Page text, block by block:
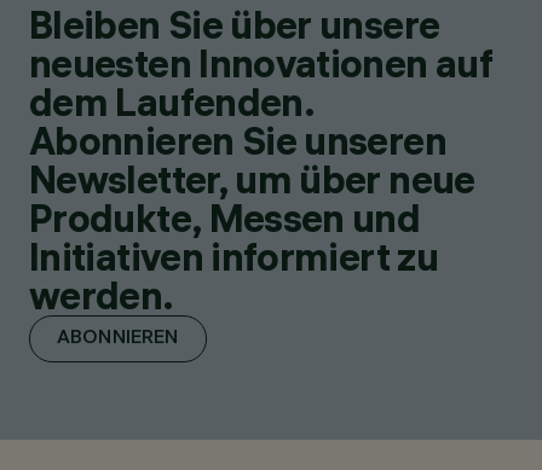
Bleiben Sie über unsere
neuesten Innovationen auf
dem Laufenden.
Abonnieren Sie unseren
Newsletter, um über neue
Produkte, Messen und
Initiativen informiert zu
werden.
ABONNIEREN